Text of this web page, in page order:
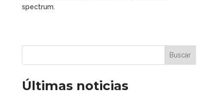
spectrum.
Buscar
Últimas noticias